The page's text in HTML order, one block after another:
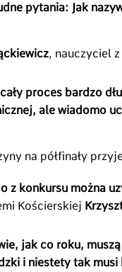
pytania: Jak
, nauczyciel
proces bardzo
ale wiadomo
na półfinały
z konkursu można
Kościerskiej
jak co roku,
i niestety tak